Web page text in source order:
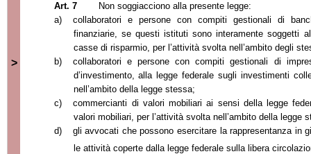
>
Art. 7
Non soggiacciono alla presente legge:
a)
collaboratori e persone con compiti gestionali di
finanziarie, se questi istituti sono interamente soggetti
casse di risparmio, per l’attività svolta nell’ambito degli
b)
collaboratori e persone con compiti gestionali di
d’investimento, alla legge federale sugli investimenti
nell’ambito della legge stessa;
c)
commercianti di valori mobiliari ai sensi della legge
valori mobiliari, per l’attività svolta nell’ambito della legge
d)
gli avvocati che possono esercitare la rappresentanza in
le attività coperte dalla legge federale sulla libera